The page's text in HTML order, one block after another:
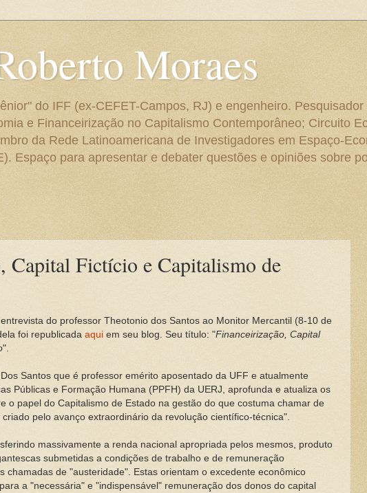
Moraes
do IFF (ex-CEFET-Campos, RJ) e engenheiro.
e Financeirização no Capitalismo Contemporâneo; Circuito
da Rede Latinoamericana de Investigadores em Espaço-
Espaço para apresentar e debater questões e opiniões sobre
Capital Fictício e Capitalismo de
do professor Theotonio dos Santos ao Monitor Mercantil (8-10 de
foi republicada aqui em seu blog. Seu título: "Financeirização, Capital
".
Santos que é professor emérito aposentado da UFF e atualmente
Públicas e Formação Humana (PPFH) da UERJ, aprofunda e atualiza os
o papel do Capitalismo de Estado na gestão do que costuma chamar de
pelo avanço extraordinário da revolução científico-técnica".
massivamente a renda nacional apropriada pelos mesmos, produto
submetidas a condições de trabalho e de remuneração
chamadas de "austeridade". Estas orientam o excedente econômico
a "necessária" e "indispensável" remuneração dos donos do capital